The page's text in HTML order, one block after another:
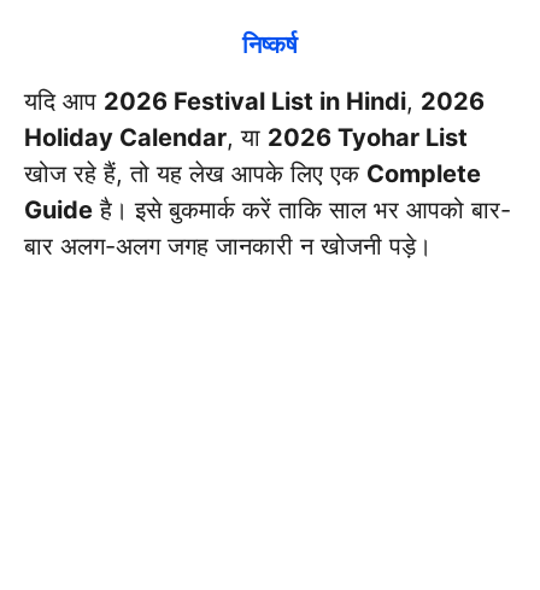
निष्कर्ष
यदि आप 2026 Festival List in Hindi, 2026
Holiday Calendar, या 2026 Tyohar List
खोज रहे हैं, तो यह लेख आपके लिए एक Complete
Guide है। इसे बुकमार्क करें ताकि साल भर आपको बार-
बार अलग-अलग जगह जानकारी न खोजनी पड़े।